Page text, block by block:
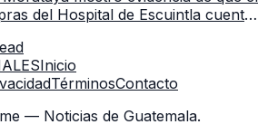
del Hospital de Escuintla cuenta
Inicio
TérminosContacto
— Noticias de Guatemala.